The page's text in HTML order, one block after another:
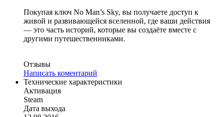
Покупая ключ No Man’s Sky, вы получаете доступ к
живой и развивающейся вселенной, где ваши действия
— это часть историй, которые вы создаёте вместе с
другими путешественниками.
Отзывы
Написать коментарий
Технические характеристики
Активация
Steam
Дата выхода